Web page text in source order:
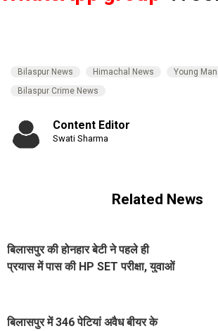
Bilaspur News Himachal News
Young
Bilaspur Crime News
Content Editor
Swati Sharma
Related News
बिलासपुर की होनहार बेटी ने पहले ही
प्रयास में पास की HP SET परीक्षा, युवाओं
बिलासपुर में 346 पेटियां अवैध बीयर के